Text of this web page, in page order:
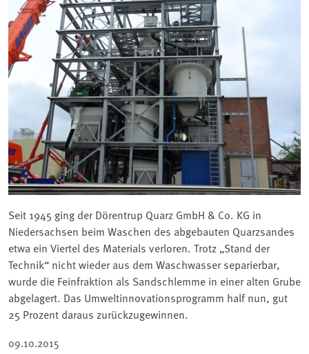
Seit 1945 ging der Dörentrup Quarz GmbH & Co. KG in
Niedersachsen beim Waschen des abgebauten Quarzsandes
etwa ein Viertel des Materials verloren. Trotz „Stand der
Technik“ nicht wieder aus dem Waschwasser separierbar,
wurde die Feinfraktion als Sandschlemme in einer alten Grube
abgelagert. Das Umweltinnovationsprogramm half nun, gut
25 Prozent daraus zurückzugewinnen.
09.10.2015